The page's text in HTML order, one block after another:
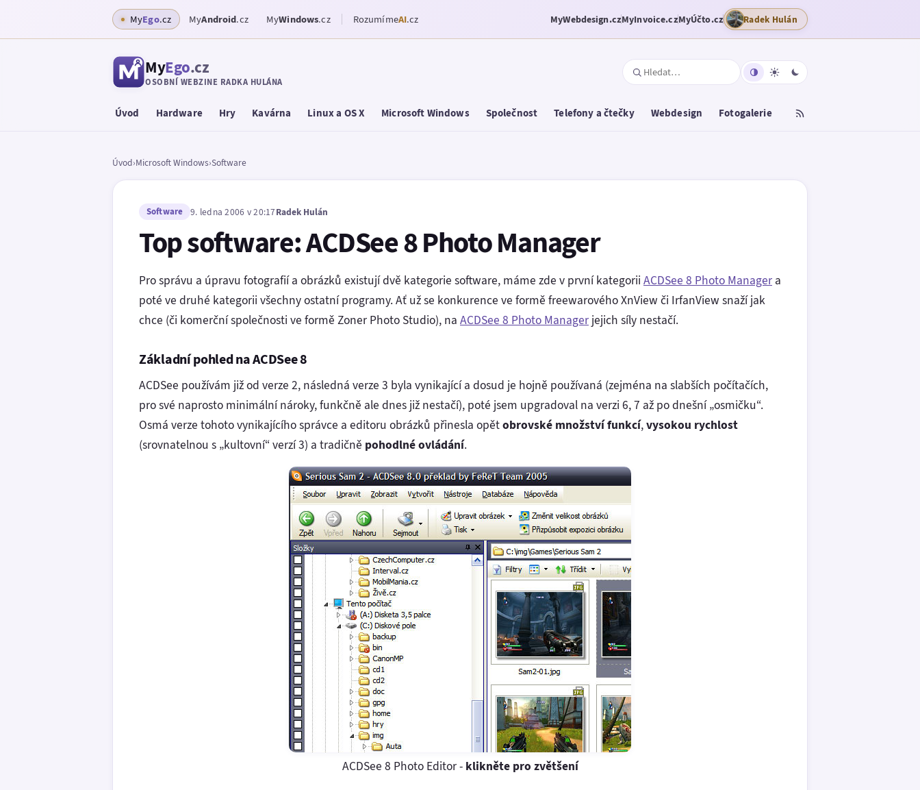
MyEgo.cz MyAndroid.cz MyWindows.cz RozumímeAI.cz MyWebdesign.czMyInvoice.czMyÚčto.cz Radek Hulán
MyEgo.cz
OSOBNÍ WEBZINE RADKA HULÁNA
Úvod Hardware Hry Kavárna Linux a OS X Microsoft Windows Společnost Telefony a čtečky Webdesign Fotogalerie
Úvod›Microsoft Windows›Software
Software 9. ledna 2006 v 20:17Radek Hulán
Top software: ACDSee 8 Photo Manager
Pro správu a úpravu fotografií a obrázků existují dvě kategorie software, máme zde v první kategorii ACDSee 8 Photo Manager a
poté ve druhé kategorii všechny ostatní programy. Ať už se konkurence ve formě freewarového XnView či IrfanView snaží jak
chce (či komerční společnosti ve formě Zoner Photo Studio), na ACDSee 8 Photo Manager jejich síly nestačí.
Základní pohled na ACDSee 8
ACDSee používám již od verze 2, následná verze 3 byla vynikající a dosud je hojně používaná (zejména na slabších počítačích,
pro své naprosto minimální nároky, funkčně ale dnes již nestačí), poté jsem upgradoval na verzi 6, 7 až po dnešní „osmičku“.
Osmá verze tohoto vynikajícího správce a editoru obrázků přinesla opětobrovské množství funkcí,vysokou rychlost
(srovnatelnou s „kultovní“ verzí 3) a tradičně pohodlné ovládání.
ACDSee 8 Photo Editor - klikněte pro zvětšení